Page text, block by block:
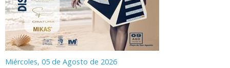
Miércoles, 05 de Agosto de 2026